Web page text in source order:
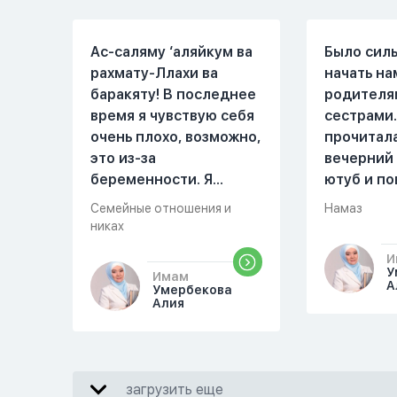
Ас-саляму ‘аляйкум ва
рахмату-Ллахи ва
баракяту! В последнее
время я чувствую себя
очень плохо, возможно,
это из-за
беременности. Я
разбудила мужа и
рассказала ему, что со
происходит,он потом
обратно ложился спать
это было около
плохо. Он ответил: «Я
Семейные отношения и
никах
Имам
Умербекова
Алия
Было
начать
ютуб и
увидала
она
намаз
сначала
Намаз
загрузить еще